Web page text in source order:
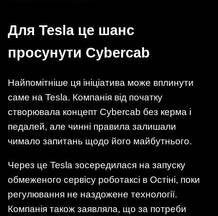
Для Tesla це шанс
просунути Cybercab
Найпомітніше ця ініціатива може вплинути
саме на Tesla. Компанія від початку
створювала концепт Cybercab без керма і
педалей, але чинні правила залишали
чимало запитань щодо його майбутнього.
Через це Tesla зосередилася на запуску
обмеженого сервісу роботаксі в Остіні, поки
регулювання не наздожене технології.
Компанія також заявляла, що за потреби